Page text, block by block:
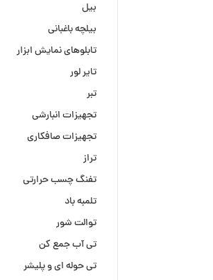
بیل
بیلچه باغبانی
تابلوهای نمایش ابزار
تایر لور
تبر
تجهیزات انبارشی
تجهیزات صافکاری
تراز
تفنگ چسب حرارتی
تلمبه باد
توالت شور
تی آب جمع کن
تی حوله ای و پلیشر